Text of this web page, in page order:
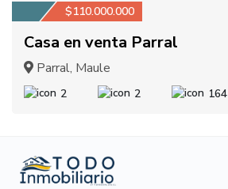
$110.000.000
Casa en venta Parral
Parral, Maule
2 2